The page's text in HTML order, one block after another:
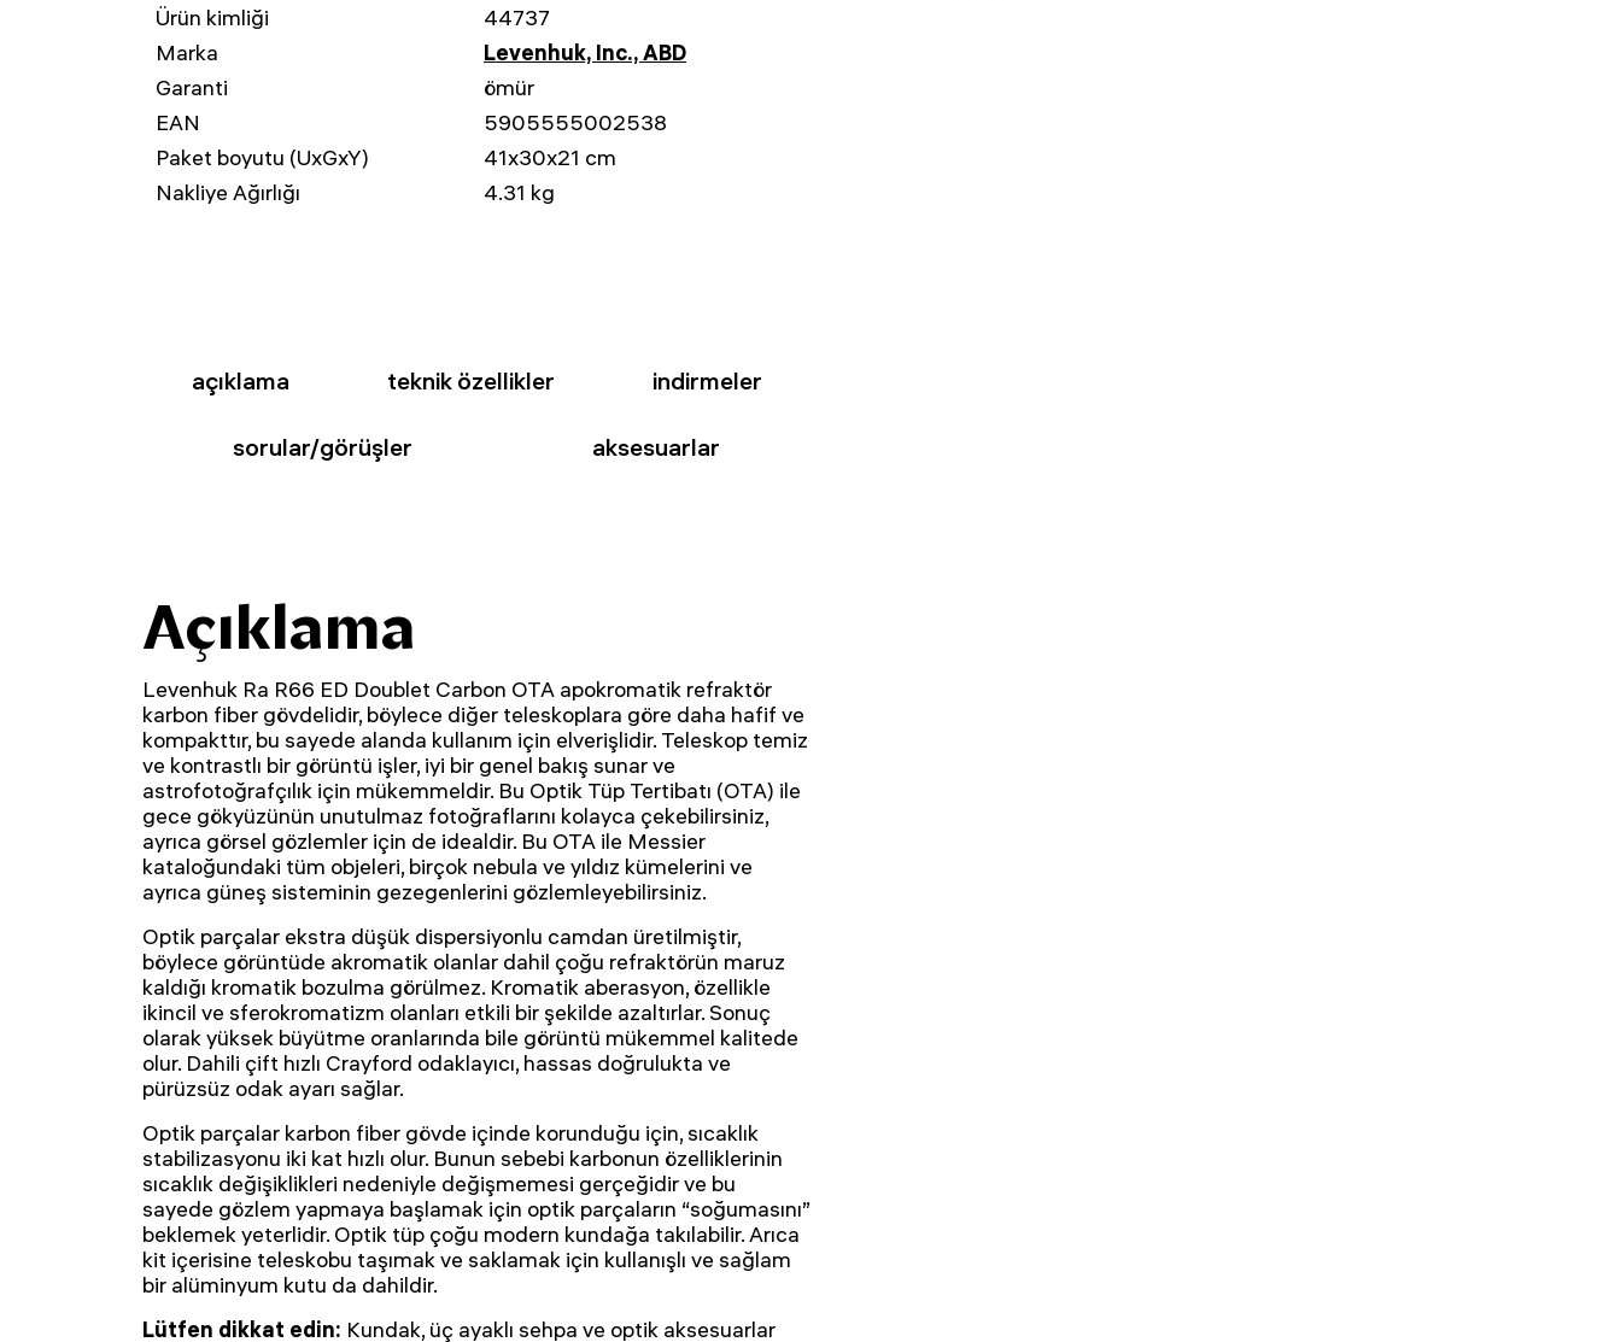
Ürün kimliği
44737
Marka
Levenhuk, Inc., ABD
Garanti
ömür
EAN
5905555002538
Paket boyutu (UxGxY)
41x30x21 cm
Nakliye Ağırlığı
4.31 kg
açıklama teknik özellikler indirmeler
sorular/görüşler aksesuarlar
Açıklama
Levenhuk Ra R66 ED Doublet Carbon OTA apokromatik refraktör
karbon fiber gövdelidir, böylece diğer teleskoplara göre daha hafif ve
kompakttır, bu sayede alanda kullanım için elverişlidir. Teleskop temiz
ve kontrastlı bir görüntü işler, iyi bir genel bakış sunar ve
astrofotoğrafçılık için mükemmeldir. Bu Optik Tüp Tertibatı (OTA) ile
gece gökyüzünün unutulmaz fotoğraflarını kolayca çekebilirsiniz,
ayrıca görsel gözlemler için de idealdir. Bu OTA ile Messier
kataloğundaki tüm objeleri, birçok nebula ve yıldız kümelerini ve
ayrıca güneş sisteminin gezegenlerini gözlemleyebilirsiniz.
Optik parçalar ekstra düşük dispersiyonlu camdan üretilmiştir,
böylece görüntüde akromatik olanlar dahil çoğu refraktörün maruz
kaldığı kromatik bozulma görülmez. Kromatik aberasyon, özellikle
ikincil ve sferokromatizm olanları etkili bir şekilde azaltırlar. Sonuç
olarak yüksek büyütme oranlarında bile görüntü mükemmel kalitede
olur. Dahili çift hızlı Crayford odaklayıcı, hassas doğrulukta ve
pürüzsüz odak ayarı sağlar.
Optik parçalar karbon fiber gövde içinde korunduğu için, sıcaklık
stabilizasyonu iki kat hızlı olur. Bunun sebebi karbonun özelliklerinin
sıcaklık değişiklikleri nedeniyle değişmemesi gerçeğidir ve bu
sayede gözlem yapmaya başlamak için optik parçaların “soğumasını”
beklemek yeterlidir. Optik tüp çoğu modern kundağa takılabilir. Arıca
kit içerisine teleskobu taşımak ve saklamak için kullanışlı ve sağlam
bir alüminyum kutu da dahildir.
Lütfen dikkat edin: Kundak, üç ayaklı sehpa ve optik aksesuarlar